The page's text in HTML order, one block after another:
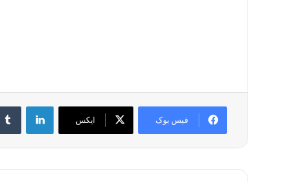
فیس بوک ایکس
لینکدین